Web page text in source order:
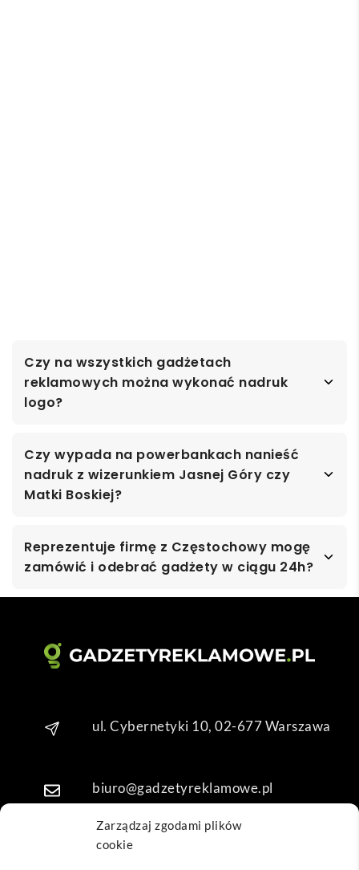
Zarządzaj zgodami plików
cookie
Czy na wszystkich gadżetach
reklamowych można wykonać nadruk
logo?
Czy wypada na powerbankach nanieść
nadruk z wizerunkiem Jasnej Góry czy
Matki Boskiej?
Reprezentuje firmę z Częstochowy mogę
zamówić i odebrać gadżety w ciągu 24h?
ul. Cybernetyki 10, 02-677 Warszawa
biuro@gadzetyreklamowe.pl
Telefon: +48 7 333 888 38